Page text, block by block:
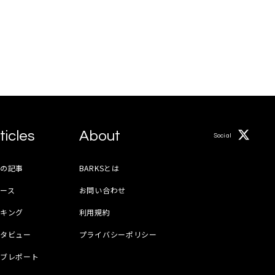
記事
ス
ング
ビュー
レポート
About
BARKSとは
お問い合わせ
利用規約
プライバシーポリシー
Social